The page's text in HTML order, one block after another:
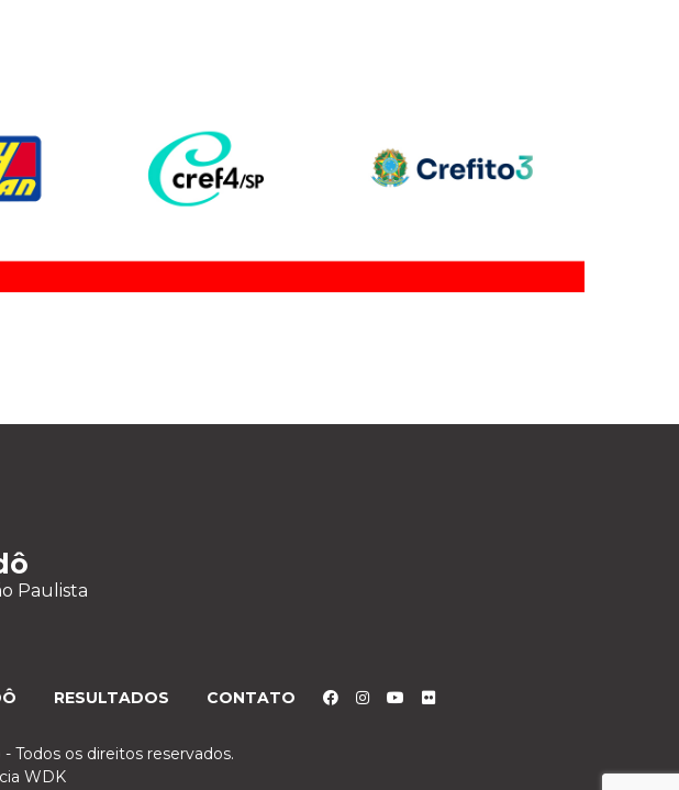
Paulista
RESULTADOS CONTATO
Todos os direitos reservados.
WDK